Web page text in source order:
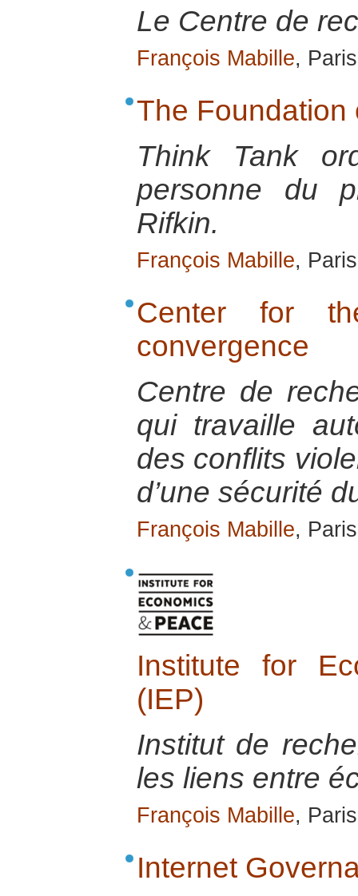
Le Centre de
François Mabille,
The Foundation
Think Tank
personne du
Rifkin.
François Mabille,
Center for
convergence
Centre de
qui travaille
des conflits
d’une sécurité
François Mabille,
Institute for
(IEP)
Institut de
les liens entre
François Mabille,
Internet